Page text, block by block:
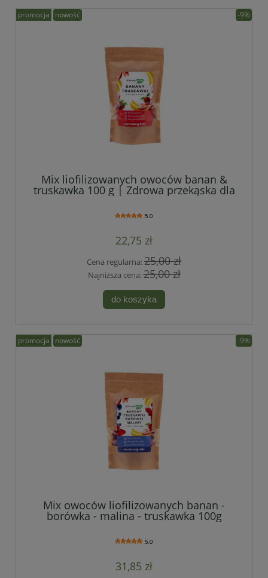
Mix liofilizowanych owoców banan &
truskawka 100 g | Zdrowa przekąska dla
dzieci
5.0
22,75 zł
Cena regularna:25,00 zł
Najniższa cena:25,00 zł
do koszyka
promocja nowość -9%
Mix owoców liofilizowanych banan -
borówka - malina - truskawka 100g
5.0
31,85 zł
promocja nowość -9%